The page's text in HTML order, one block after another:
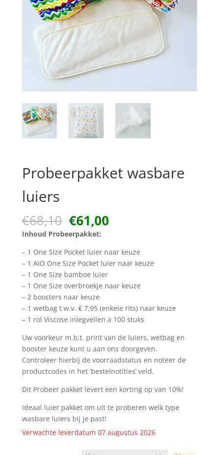
Probeerpakket wasbare
luiers
€68,10 Oorspronkelijke
prijs
was:
€68,10.
€61,00Huidige
€61,00.
Inhoud Probeerpakket:
– 1 One Size Pocket luier naar keuze
– 1 AIO One Size Pocket luier naar keuze
– 1 One Size bamboe luier
– 1 One Size overbroekje naar keuze
– 2 boosters naar keuze
– 1 wetbag t.w.v. € 7,95 (enkele rits) naar keuze
– 1 rol Viscose inlegvellen a 100 stuks
Uw voorkeur m.b.t. print van de luiers, wetbag en
booster keuze kunt u aan ons doorgeven.
Controleer hierbij de voorraadstatus en noteer de
productcodes in het ‘bestelnotities’ veld.
Dit Probeer pakket levert een korting op van 10%!
Ideaal luier pakket om uit te proberen welk type
wasbare luiers bij je past!
Verwachte leverdatum 07 augustus 2026